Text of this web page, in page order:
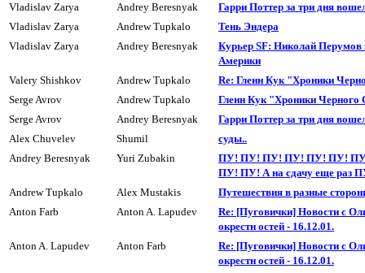
Vladislav Zarya
Andrey Beresnyak
Гарри Поттер за три дня
Vladislav Zarya
Andrew Tupkalo
Тень Эндера
Vladislav Zarya
Andrey Beresnyak
Куpьеp SF: Николай Перумов
Амеpики
Valery Shishkov
Andrew Tupkalo
Re: Гленн Кук "Хроники
Serge Avrov
Andrew Tupkalo
Гленн Кук "Хроники Черного
Serge Avrov
Andrey Beresnyak
Гарри Поттер за три дня
Alex Chuvelev
Shumil
суды..
Andrey Beresnyak
Yuri Zubakin
ПУ! ПУ! ПУ! ПУ! ПУ! ПУ!
ПУ! ПУ! А на сдачу еще раз
Andrew Tupkalo
Alex Mustakis
Пyтешествия в разные
Anton Farb
Anton A. Lapudev
Re: [Пуговички] Новости с
окрестн остей - 16.12.01.
Anton A. Lapudev
Anton Farb
Re: [Пуговички] Новости с
окрестн остей - 16.12.01.